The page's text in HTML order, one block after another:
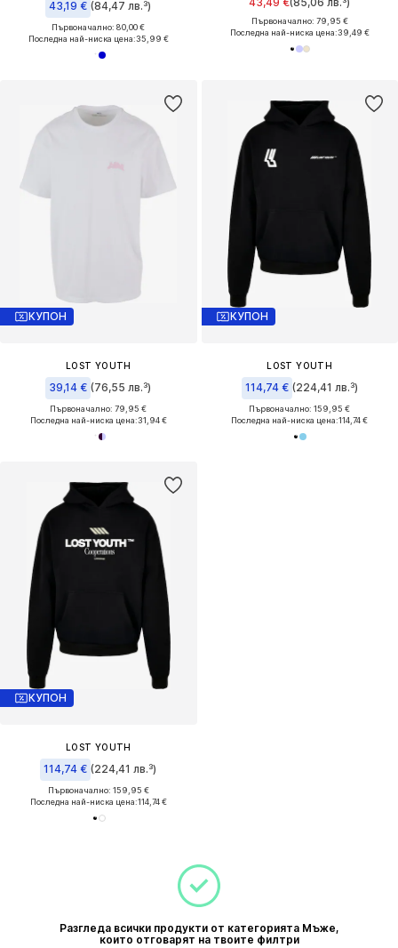
43,19 € (84,47 лв.³)
Първоначално: 80,00 €
Последна най-ниска цена:35,99 €
Първоначално: 79,95 €
Последна най-ниска цена:39,49 €
КУПОН
LOST YOUTH
39,14 € (76,55 лв.³)
Първоначално: 79,95 €
Последна най-ниска цена:31,94 €
КУПОН
LOST YOUTH
114,74 € (224,41 лв.³)
Първоначално: 159,95 €
Последна най-ниска цена:114,74 €
КУПОН
LOST YOUTH
114,74 € (224,41 лв.³)
Първоначално: 159,95 €
Последна най-ниска цена:114,74 €
Разгледа всички продукти от категорията Мъже,
които отговарят на твоите филтри